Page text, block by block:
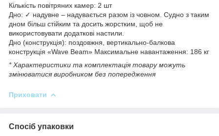
Кількість повітряних камер: 2 шт
Дно: ✓ надувне – надувається разом із човном. Судно з таким
дном більш стійким та досить жорстким, щоб не
використовувати додаткові настили.
Дно (конструкція): поздовжня, вертикально-балкова
конструкція «Wave Beam» Максимальне навантаження: 186 кг
* Характеристики та комплектація товару можуть
змінюватися виробником без попередження
Приховати
Спосіб упаковки